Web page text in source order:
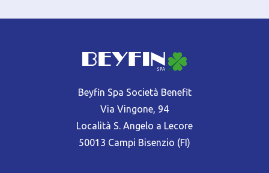
Beyfin Spa Società Benefit
Via Vingone, 94
Località S. Angelo a Lecore
50013 Campi Bisenzio (FI)